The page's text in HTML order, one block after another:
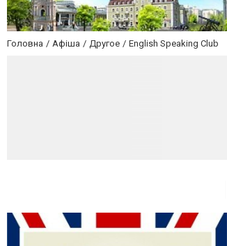
Головна Афіша Другое English Speaking Club